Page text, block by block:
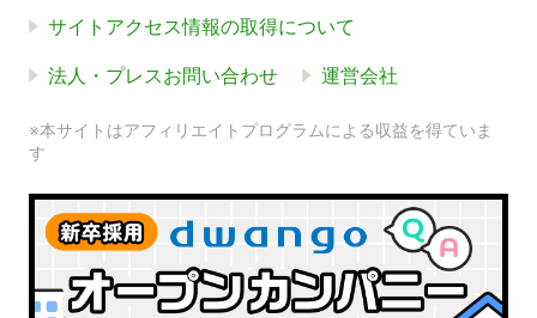
サイトアクセス情報の取得について
法人・プレスお問い合わせ 運営会社
※本サイトはアフィリエイトプログラムによる収益を得ていま
す